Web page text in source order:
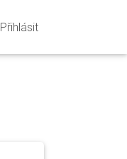
Přihlásit